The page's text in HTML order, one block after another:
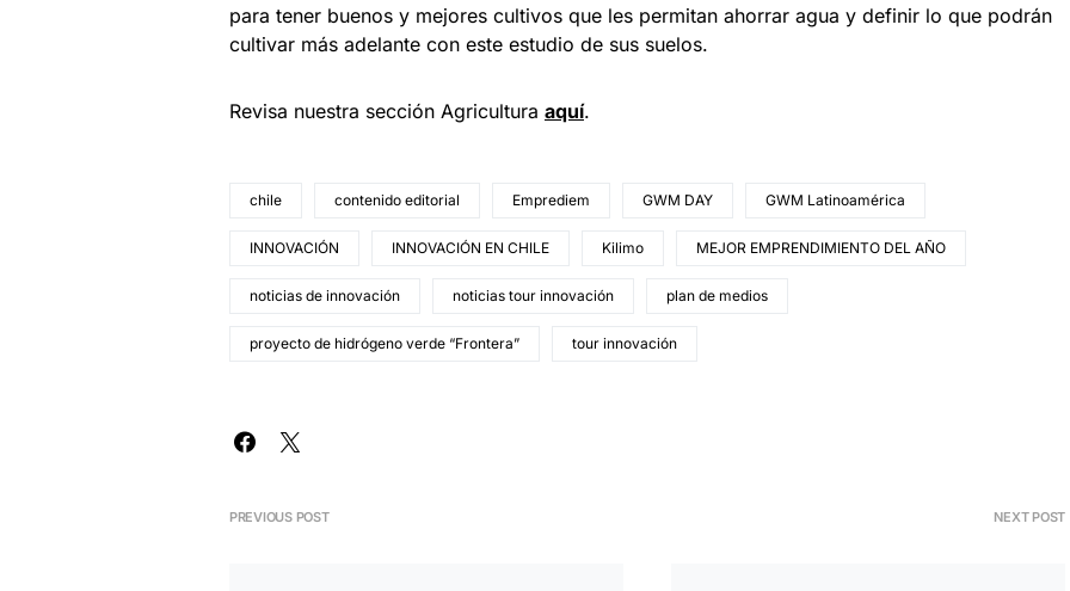
para tener buenos y mejores cultivos que les permitan ahorrar agua y definir lo que podrán
cultivar más adelante con este estudio de sus suelos.
Revisa nuestra sección Agricultura aquí.
chile contenido editorial Emprediem GWM DAY GWM Latinoamérica
INNOVACIÓN INNOVACIÓN EN CHILE Kilimo MEJOR EMPRENDIMIENTO DEL AÑO
noticias de innovación noticias tour innovación plan de medios
proyecto de hidrógeno verde “Frontera” tour innovación
PREVIOUS POST NEXT POST